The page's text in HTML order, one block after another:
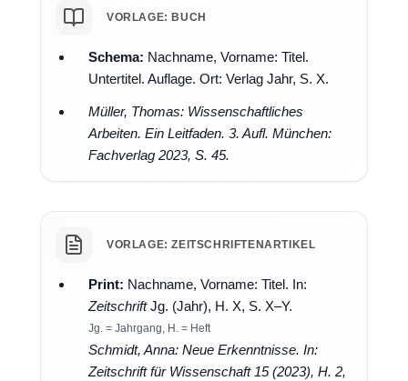
VORLAGE: BUCH
Schema: Nachname, Vorname: Titel.
Untertitel. Auflage. Ort: Verlag Jahr, S. X.
Müller, Thomas: Wissenschaftliches
Arbeiten. Ein Leitfaden. 3. Aufl. München:
Fachverlag 2023, S. 45.
VORLAGE: ZEITSCHRIFTENARTIKEL
Print: Nachname, Vorname: Titel. In:
ZeitschriftJg. (Jahr), H. X, S. X–Y.
Jg. = Jahrgang, H. = Heft
Schmidt, Anna: Neue Erkenntnisse. In:
Zeitschrift für Wissenschaft15 (2023), H. 2,